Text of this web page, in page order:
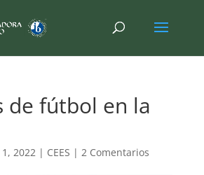
de fútbol en la
2022| CEES | 2 Comentarios